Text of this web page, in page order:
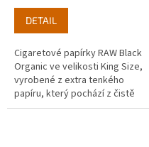
DETAIL
Cigaretové papírky RAW Black
Organic ve velikosti King Size,
vyrobené z extra tenkého
papíru, který pochází z čistě
organicky pěstovaného konopí.